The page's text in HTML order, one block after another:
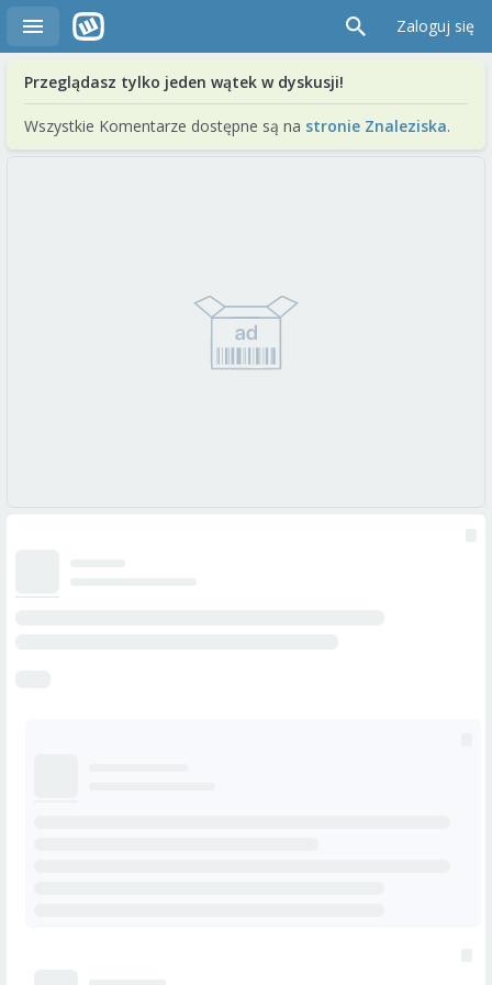
Zaloguj się
Przeglądasz tylko jeden wątek w dyskusji!
Wszystkie Komentarze dostępne są na stronie Znaleziska.